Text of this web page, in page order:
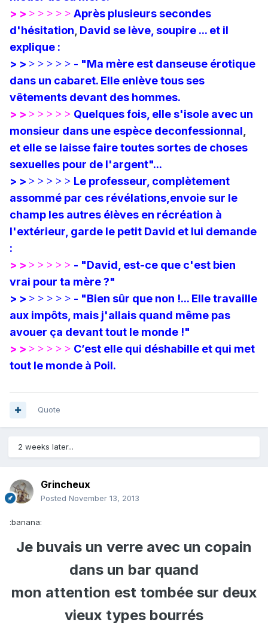
> > > > > > > Après plusieurs secondes
d'hésitation, David se lève, soupire ... et il
explique :
> > > > > > > - "Ma mère est danseuse érotique
dans un cabaret. Elle enlève tous ses
vêtements devant des hommes.
> > > > > > > Quelques fois, elle s'isole avec un
monsieur dans une espèce deconfessionnal,
et elle se laisse faire toutes sortes de choses
sexuelles pour de l'argent"...
> > > > > > > Le professeur, complètement
assommé par ces révélations,envoie sur le
champ les autres élèves en récréation à
l'extérieur, garde le petit David et lui demande
:
> > > > > > > - "David, est-ce que c'est bien
vrai pour ta mère ?"
> > > > > > > - "Bien sûr que non !... Elle travaille
aux impôts, mais j'allais quand même pas
avouer ça devant tout le monde !"
> > > > > > > C’est elle qui déshabille et qui met
tout le monde à Poil.
Quote
2 weeks later...
Grincheux
Posted November 13, 2013
:banana:
Je buvais un verre avec un copain
dans un bar quand
mon attention est tombée sur deux
vieux types bourrés